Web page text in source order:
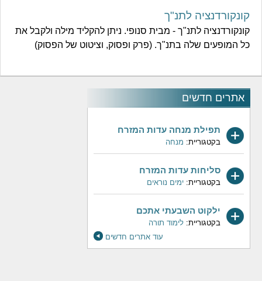
אתרים חדשים
תפילת מנחה עדות המזרח
בקטגוריית: מנחה
סליחות עדות המזרח
בקטגוריית: ימים נוראים
ילקוט השבעתי אתכם
בקטגוריית: לימוד תורה
עוד אתרים חדשים
קונקורדנציה לתנ"ך
קונקורדנציה לתנ"ך - מבית סנופי. ניתן להקליד מילה ולקבל את
כל המופעים שלה בתנ"ך. (פרק ופסוק, וציטוט של הפסוק)